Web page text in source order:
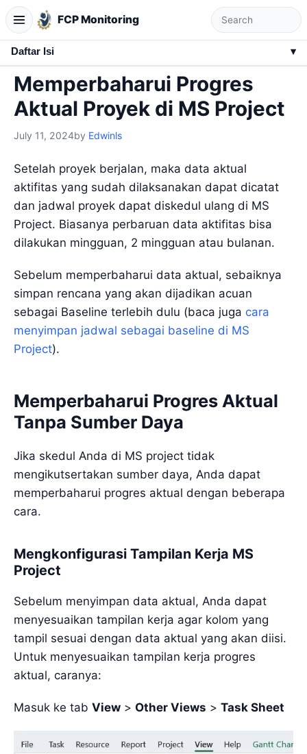
FCP Monitoring
Memperbaharui Progres
Aktual Proyek di MS Project
July 11, 2024by Edwinls
Setelah proyek berjalan, maka data aktual
aktifitas yang sudah dilaksanakan dapat dicatat
dan jadwal proyek dapat diskedul ulang di MS
Project. Biasanya perbaruan data aktifitas bisa
dilakukan mingguan, 2 mingguan atau bulanan.
Sebelum memperbaharui data aktual, sebaiknya
simpan rencana yang akan dijadikan acuan
sebagai Baseline terlebih dulu (baca juga cara
menyimpan jadwal sebagai baseline di MS
Project).
Memperbaharui Progres Aktual
Tanpa Sumber Daya
Jika skedul Anda di MS project tidak
mengikutsertakan sumber daya, Anda dapat
memperbaharui progres aktual dengan beberapa
cara.
Mengkonfigurasi Tampilan Kerja MS
Project
Sebelum menyimpan data aktual, Anda dapat
menyesuaikan tampilan kerja agar kolom yang
tampil sesuai dengan data aktual yang akan diisi.
Untuk menyesuaikan tampilan kerja progres
aktual, caranya:
Masuk ke tab View > Other Views > Task Sheet
Daftar Isi ▾